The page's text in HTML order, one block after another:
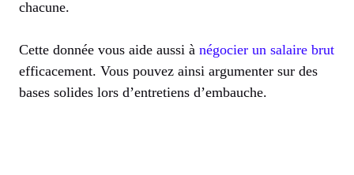
chacune.
Cette donnée vous aide aussi à négocier un salaire brut
efficacement. Vous pouvez ainsi argumenter sur des
bases solides lors d’entretiens d’embauche.